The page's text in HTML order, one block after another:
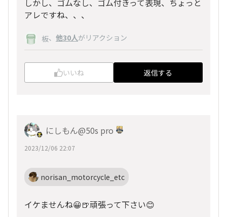
アレですね、、、
板、 他30人がリアクション
いいね 返信する
にしもん@50s pro
2023/12/06 22:07
norisan_motorcycle_etc
イケませんね😀🍺頑張って下さい😊